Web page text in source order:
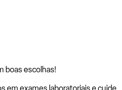
boas escolhas!